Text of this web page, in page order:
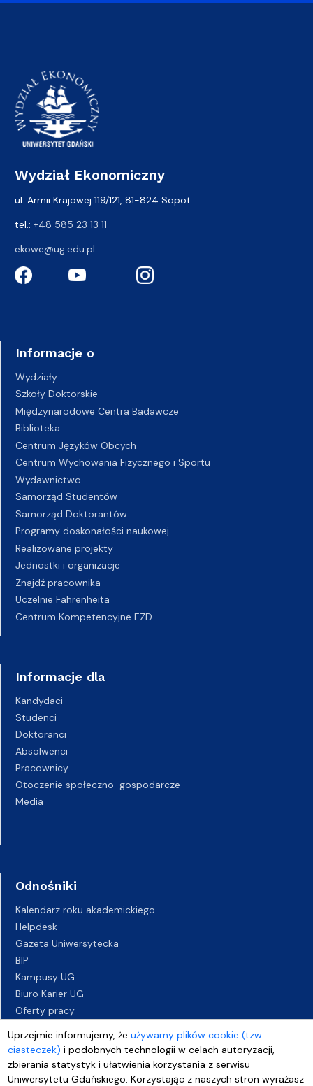
Uprzejmie informujemy, żeużywamy plików cookie (tzw.
ciasteczek) i podobnych technologii w celach autoryzacji,
zbierania statystyk i ułatwienia korzystania z serwisu
Uniwersytetu Gdańskiego. Korzystając z naszych stron wyrażasz
Wydział Ekonomiczny
ul. Armii Krajowej 119/121, 81-824 Sopot
tel.: +48 585 23 13 11
ekowe@ug.edu.pl
Informacje o
Wydziały
Szkoły Doktorskie
Międzynarodowe Centra Badawcze
Biblioteka
Centrum Języków Obcych
Centrum Wychowania Fizycznego i Sportu
Wydawnictwo
Samorząd Studentów
Samorząd Doktorantów
Programy doskonałości naukowej
Realizowane projekty
Jednostki i organizacje
Znajdź pracownika
Uczelnie Fahrenheita
Centrum Kompetencyjne EZD
Informacje dla
Kandydaci
Studenci
Doktoranci
Absolwenci
Pracownicy
Otoczenie społeczno-gospodarcze
Media
Odnośniki
Kalendarz roku akademickiego
Helpdesk
Gazeta Uniwersytecka
BIP
Kampusy UG
Biuro Karier UG
Oferty pracy